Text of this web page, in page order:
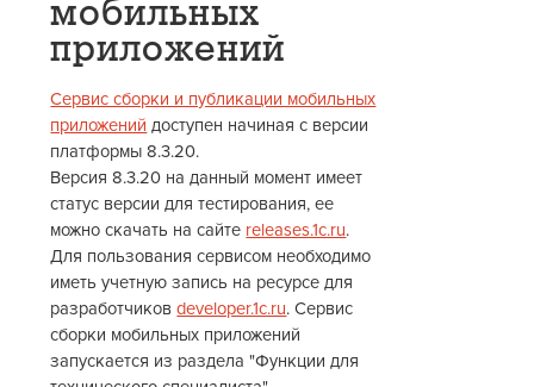
мобильных
приложений
Сервис сборки и публикации мобильных
приложений доступен начиная с версии
платформы 8.3.20.
Версия 8.3.20 на данный момент имеет
статус версии для тестирования, ее
можно скачать на сайте releases.1c.ru.
Для пользования сервисом необходимо
иметь учетную запись на ресурсе для
разработчиковdeveloper.1c.ru. Сервис
сборки мобильных приложений
запускается из раздела "Функции для